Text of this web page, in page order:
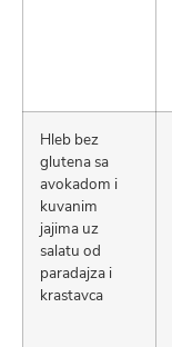
Hleb bez
glutena sa
avokadom i
kuvanim
jajima uz
salatu od
paradajza i
krastavca